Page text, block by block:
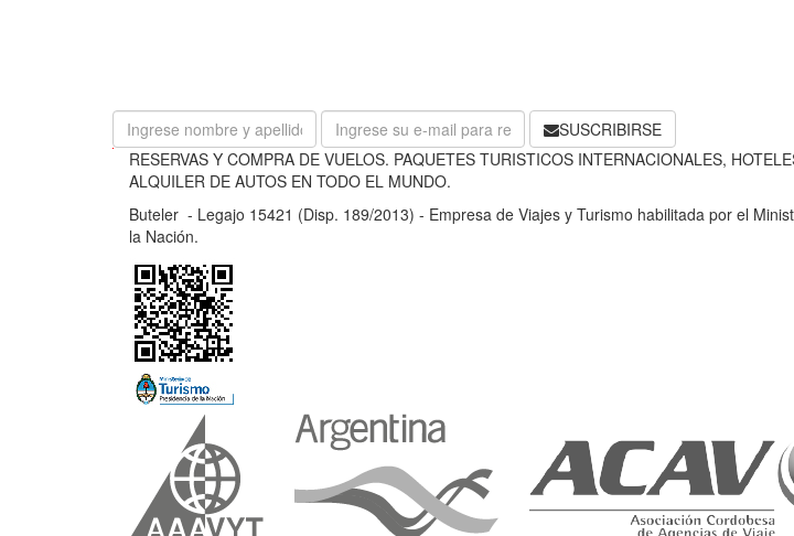
SUSCRIBIRSE
RESERVAS Y COMPRA DE VUELOS. PAQUETES TURISTICOS INTERNACIONALES,
ALQUILER DE AUTOS EN TODO EL MUNDO.
Buteler - Legajo 15421 (Disp. 189/2013) - Empresa de Viajes y Turismo habilitada por el
la Nación.